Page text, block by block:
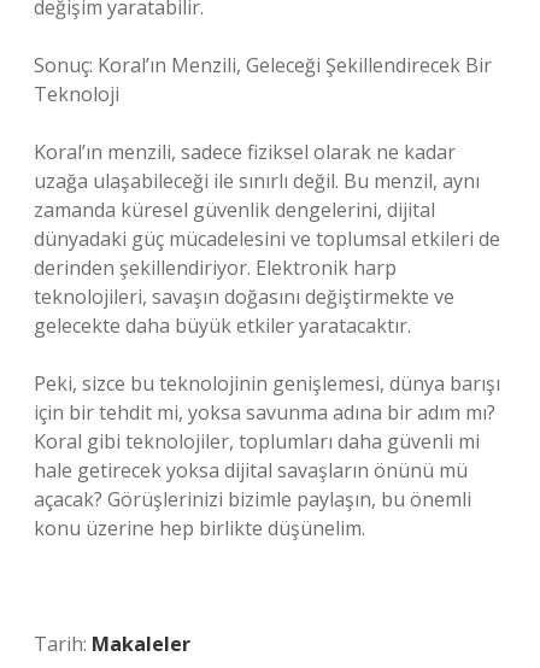
değişim yaratabilir.
Sonuç: Koral’ın Menzili, Geleceği Şekillendirecek Bir
Teknoloji
Koral’ın menzili, sadece fiziksel olarak ne kadar
uzağa ulaşabileceği ile sınırlı değil. Bu menzil, aynı
zamanda küresel güvenlik dengelerini, dijital
dünyadaki güç mücadelesini ve toplumsal etkileri de
derinden şekillendiriyor. Elektronik harp
teknolojileri, savaşın doğasını değiştirmekte ve
gelecekte daha büyük etkiler yaratacaktır.
Peki, sizce bu teknolojinin genişlemesi, dünya barışı
için bir tehdit mi, yoksa savunma adına bir adım mı?
Koral gibi teknolojiler, toplumları daha güvenli mi
hale getirecek yoksa dijital savaşların önünü mü
açacak? Görüşlerinizi bizimle paylaşın, bu önemli
konu üzerine hep birlikte düşünelim.
Tarih: Makaleler